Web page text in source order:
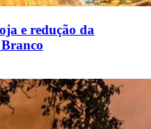
e redução da